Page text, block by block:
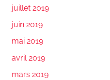
juillet 2019
juin 2019
mai 2019
avril 2019
mars 2019